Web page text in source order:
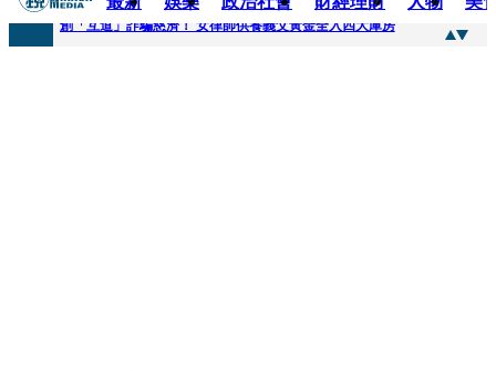
快訊
創「互道」詐騙慈濟！ 女律師供養義父黃金全入四大庫房